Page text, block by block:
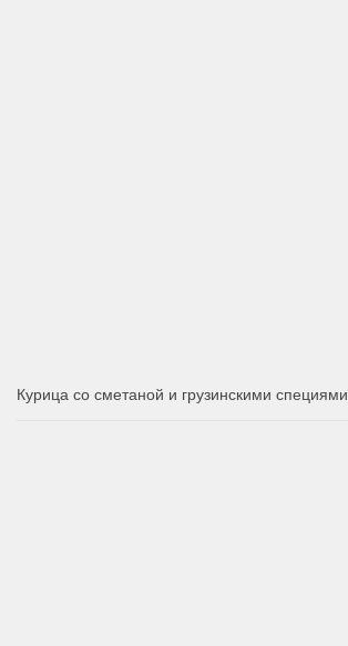
Курица со сметаной и грузинскими специями